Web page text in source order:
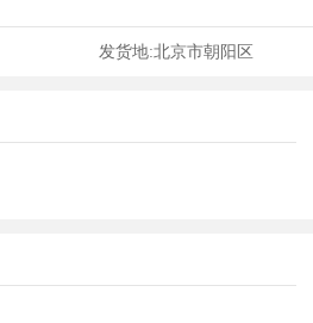
发货地:北京市朝阳区